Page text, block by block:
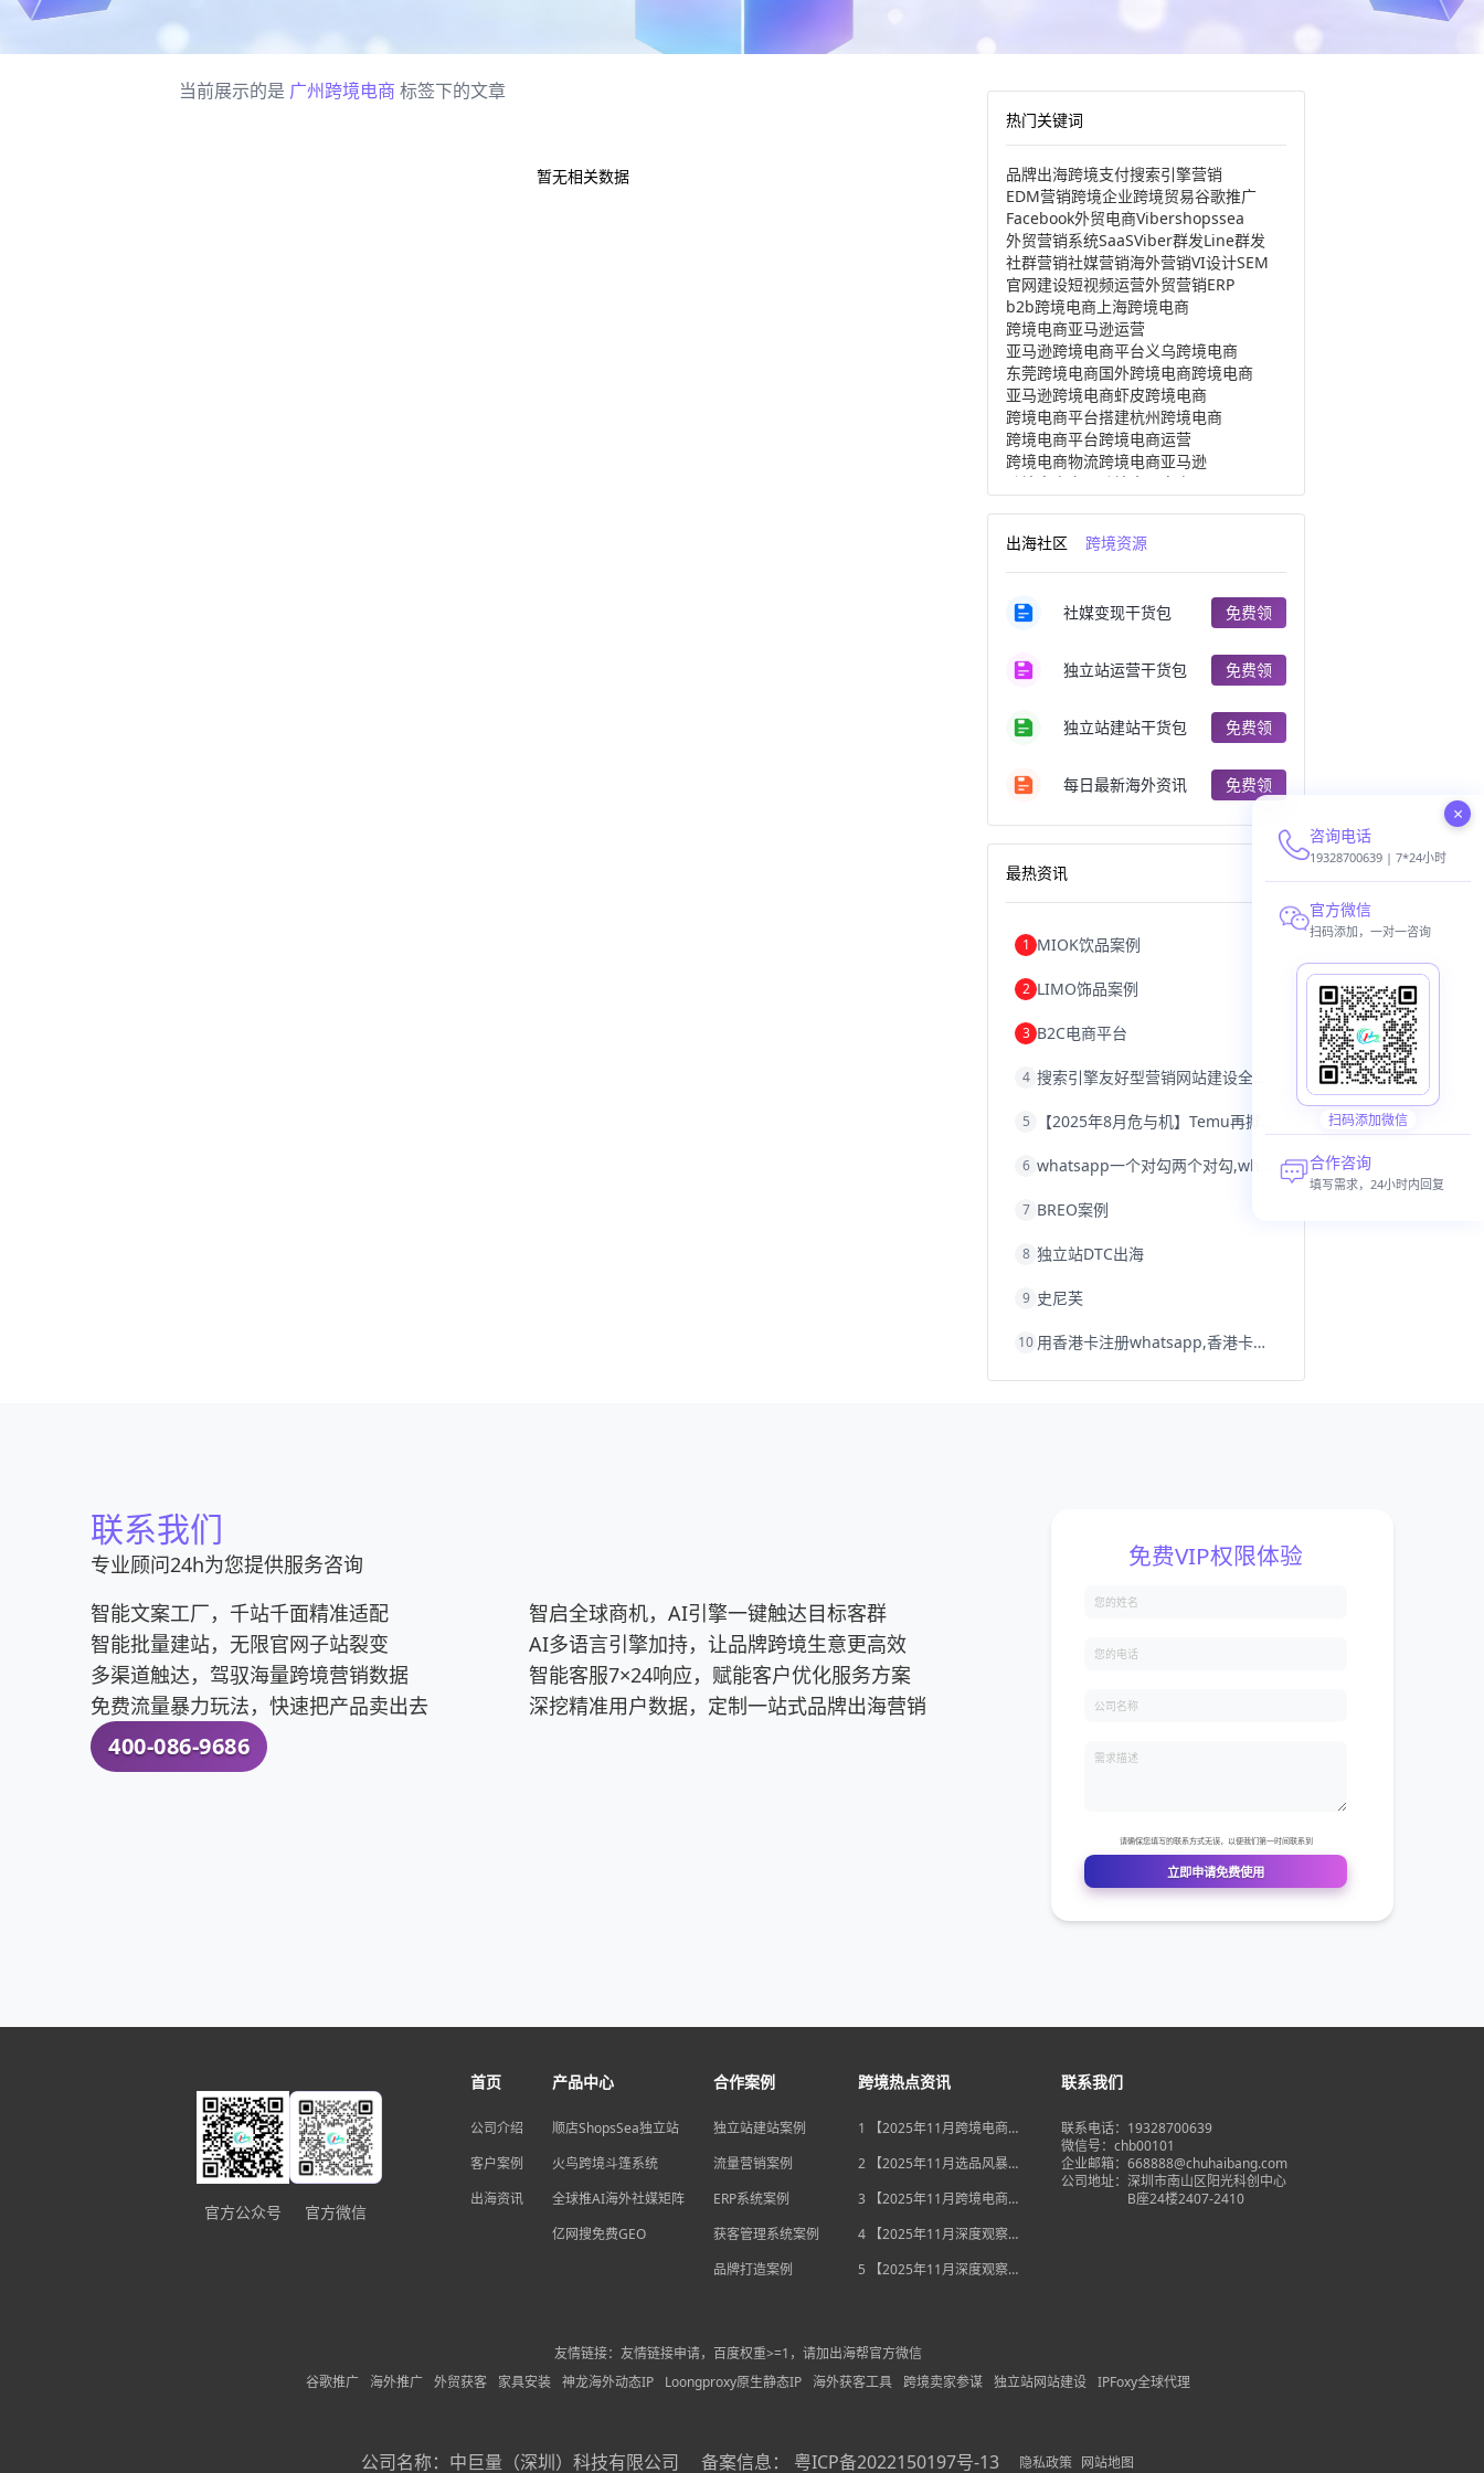
当前展示的是 广州跨境电商 标签下的文章
暂无相关数据
热门关键词
品牌出海跨境支付搜索引擎营销
EDM营销跨境企业跨境贸易谷歌推广
Facebook外贸电商Vibershopssea
外贸营销系统SaaSViber群发Line群发
社群营销社媒营销海外营销VI设计SEM
官网建设短视频运营外贸营销ERP
b2b跨境电商 上海跨境电商
跨境电商亚马逊运营
亚马逊跨境电商平台义乌跨境电商
东莞跨境电商国外跨境电商跨境电商
亚马逊跨境电商虾皮跨境电商
跨境电商平台搭建杭州跨境电商
跨境电商平台跨境电商运营
跨境电商物流跨境电商亚马逊
跨境电商产品
跨境出口电商
跨境电商分析进口跨境电商
跨境电商服务广州跨境电商
跨境电商注册跨境电商开店
跨境电商商品个人跨境电商
跨境电商案例国内跨境电商
郑州跨境电商跨境电商趋势
阿里跨境电商
跨境电商费用美国跨境电商
跨境电商教程
独立站跨境电商跨境电商独立站
跨境电商erp西安跨境电商
沈阳跨境电商跨境电商服务平台
跨境电商网店跨境电商物流模式
跨境电商结算浙江跨境电商
跨境电商优势跨境电商的优势seo运营
whatsapp群发
出海社区 跨境资源
社媒变现干货包 免费领
独立站运营干货包 免费领
独立站建站干货包 免费领
每日最新海外资讯 免费领
最热资讯
1 MIOK饮品案例
2 LIMO饰品案例
3 B2C电商平台
4
5
6
7 BREO案例
8 独立站DTC出海
9 史尼芙
10 用香港卡注册whatsapp,香港卡不能注册whatsapp
联系我们
专业顾问24h为您提供服务咨询
智能文案工厂，千站千面精准适配
智能批量建站，无限官网子站裂变
多渠道触达，驾驭海量跨境营销数据
免费流量暴力玩法，快速把产品卖出去
400-086-9686
智启全球商机，AI引擎一键触达目标客群
AI多语言引擎加持，让品牌跨境生意更高效
智能客服7×24响应，赋能客户优化服务方案
深挖精准用户数据，定制一站式品牌出海营销
官方公众号 官方微信
首页
公司介绍
客户案例
出海资讯
产品中心
顺店ShopsSea独立站
火鸟跨境斗篷系统
全球推AI海外社媒矩阵
亿网搜免费GEO
合作案例
独立站建站案例
流量营销案例
ERP系统案例
获客管理系统案例
品牌打造案例
跨境热点资讯
1 【2025年11月跨境电商大
独立站流量自主权如何突
2 【2025年11月选品风暴】
后，跨境电商如何抢占数字
3 【2025年11月跨境电商新
宽，独立站卖家如何借势突
4 【2025年11月深度观察】
后，跨境电商如何用“自主流
5 【2025年11月深度观察】
联系我们
联系电话：19328700639
微信号：chb00101
企业邮箱：668888@chuhaibang.com
公司地址： 深圳市南山区阳光科创中心
B座24楼2407-2410
友情链接：友情链接申请，百度权重>=1，请加出海帮官方微信
谷歌推广
海外推广 外贸获客 家具安装 神龙海外动态IP Loongproxy原生静态IP 海外获客工具 跨境卖家参谋 独立站网站建设 IPFoxy全球代理
公司名称： 中巨量（深圳）科技有限公司 备案信息： 粤ICP备2022150197号-13 隐私政策 网站地图
×
咨询电话
19328700639 | 7*24小时
官方微信
扫码添加，一对一咨询
扫码添加微信
合作咨询
填写需求，24小时内回复